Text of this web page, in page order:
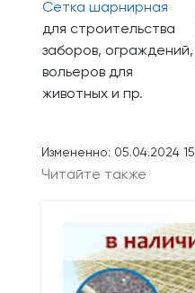
Сетка шарнирная
для строительства
заборов, ограждений,
вольеров для
животных и пр.
Измененно: 05.04.2024
Читайте также